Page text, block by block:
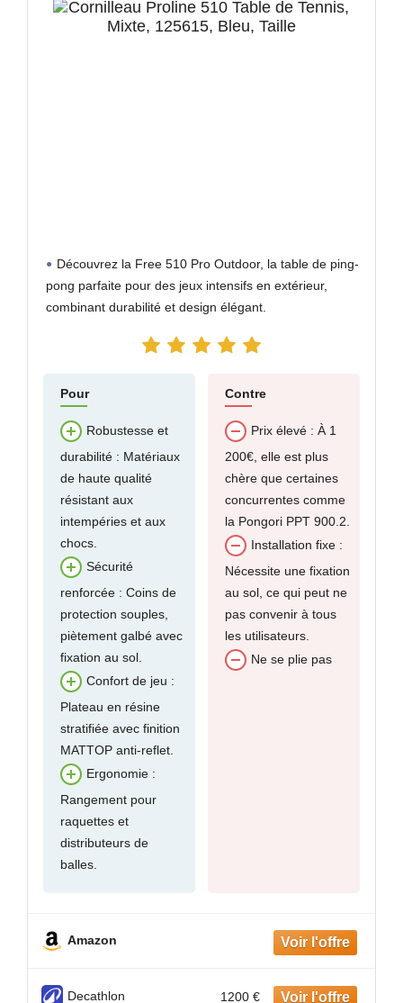
Découvrez la Free 510 Pro Outdoor, la table de ping-
pong parfaite pour des jeux intensifs en extérieur,
combinant durabilité et design élégant.
Pour
Robustesse et
durabilité : Matériaux
de haute qualité
résistant aux
intempéries et aux
chocs.
Sécurité
renforcée : Coins de
protection souples,
piètement galbé avec
fixation au sol.
Confort de jeu :
Plateau en résine
stratifiée avec finition
MATTOP anti-reflet.
Ergonomie :
Rangement pour
raquettes et
distributeurs de
balles.
Contre
Prix élevé : À 1
200€, elle est plus
chère que certaines
concurrentes comme
la Pongori PPT 900.2.
Installation fixe :
Nécessite une fixation
au sol, ce qui peut ne
pas convenir à tous
les utilisateurs.
Ne se plie pas
Amazon
Decathlon 1200 €